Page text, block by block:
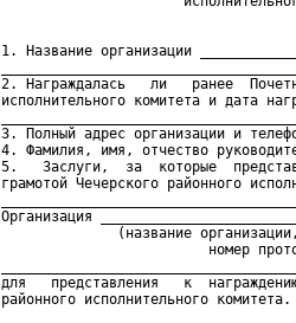
1. Название организации
2. Награждалась   ли   ранее
исполнительного комитета и дата
3. Полный адрес организации и
4. Фамилия, имя, отчество
5.   Заслуги,  за  которые
грамотой Чечерского районного
Организация
(название
номер
для   представления   к